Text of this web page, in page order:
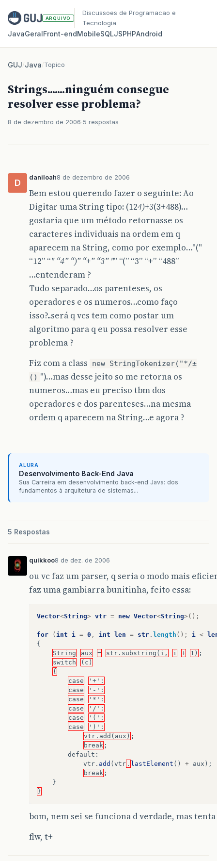
ARQUIVO
Discussoes de Programacao e
Tecnologia
JavaGeralFront‑endMobileSQLJSPHPAndroid
GUJ/Java/Topico
Strings.......ninguém consegue
resolver esse problema?
8 de dezembro de 2006 5 respostas
D
daniloah8 de dezembro de 2006
Bem estou querendo fazer o seguinte: Ao
Digitar uma String tipo: (124)+3(3+488)…
gostaria que um método retornasse os
caracteres individuais na ordem em q
aparecem na String, como por exemplo…"("
“12” “" “4” “)” “+” “3” "” “(” “3” “+” “488”
…entenderam ?
Tudo separado…os parenteses, os
operadores e os numeros…como faço
isso?..será q vcs tem como postar um
algoritmo para q eu possa resolver esse
problema ?
Fiz com a class
new StringTokenizer("*/±
() ")…mas desse jeito so me retorna os
numeros…mas eu preciso tbm dos
operadores e dos parenteses…na mesma
ordem q aparecem na String…e agora ?
ALURA
Desenvolvimento Back-End Java
Sua Carreira em desenvolvimento back-end Java: dos
fundamentos à arquitetura de sistemas...
5 Respostas
quikkoo8 de dez. de 2006
ou vc faz um parser, q seria o modo mais
faz uma gambiarra bunitinha, feito essa:
Vector<String> vtr = new Vector<String>();
for ( int i = 0 , int len = str . length (); i <
{
String
aux = str.substring(i, i + 1) ;
switch
(c)
{
case
'+':
case
'-':
case
'*':
case
'/':
case
'(':
case
')':
vtr.add(aux) ;
break ;
default :
vtr . add ( vtr . lastElement () + aux );
break ;
}
}
bom, nem sei se funciona d verdade, mas tenta
flw, t+